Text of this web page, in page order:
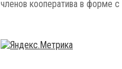
членов кооператива в форме с